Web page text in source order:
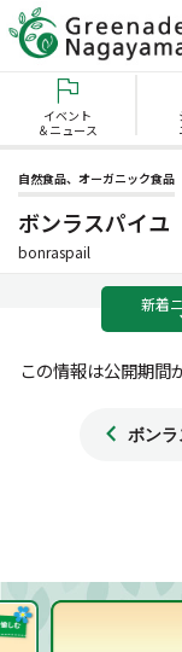
イベント
＆ニュース
自然食品、オーガニック食品
ボンラスパイユ
bonraspail
新着
この情報は公開期間
ボン